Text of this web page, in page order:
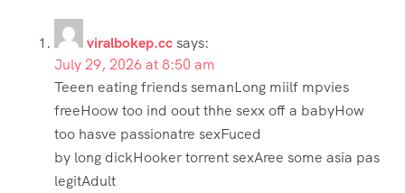
viralbokep.ccsays:
July 29, 2026 at 8:50 am
Teeen eating friends semanLong miilf mpvies
freeHoow too ind oout thhe sexx off a babyHow
too hasve passionatre sexFuced
by long dickHooker torrent sexAree some asia pas
legitAdult